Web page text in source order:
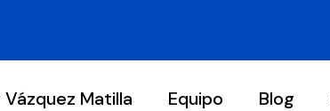
Matilla Equipo Blog